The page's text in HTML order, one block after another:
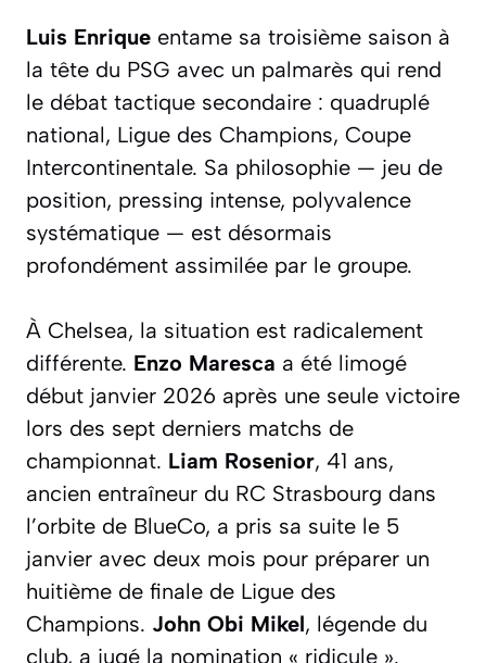
Luis Enrique entame sa troisième saison à
la tête du PSG avec un palmarès qui rend
le débat tactique secondaire : quadruplé
national, Ligue des Champions, Coupe
Intercontinentale. Sa philosophie — jeu de
position, pressing intense, polyvalence
systématique — est désormais
profondément assimilée par le groupe.
À Chelsea, la situation est radicalement
différente. Enzo Maresca a été limogé
début janvier 2026 après une seule victoire
lors des sept derniers matchs de
championnat. Liam Rosenior, 41 ans,
ancien entraîneur du RC Strasbourg dans
l’orbite de BlueCo, a pris sa suite le 5
janvier avec deux mois pour préparer un
huitième de finale de Ligue des
Champions. John Obi Mikel, légende du
club, a jugé la nomination « ridicule ».